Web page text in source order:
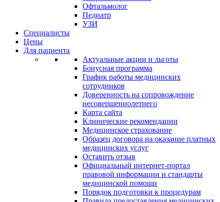
Офтальмолог
Педиатр
УЗИ
Специалисты
Цены
Для пациента
Актуальные акции и льготы
Бонусная программа
График работы медицинских
сотрудников
Доверенность на сопровождение
несовершеннолетнего
Карта сайта
Клинические рекомендации
Медицинское страхование
Образец договора на оказание платных
медицинских услуг
Оставить отзыв
Официальный интернет-портал
правовой информации и стандарты
медицинской помощи
Порядок подготовки к процедурам